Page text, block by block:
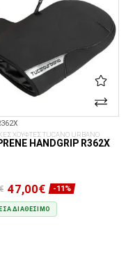
ΧΟΥΦΤΕΣ TUCANO URBANO
HANDGRIP R362X
47,00€ -11%
ΔΙΑΘΈΣΙΜΟ